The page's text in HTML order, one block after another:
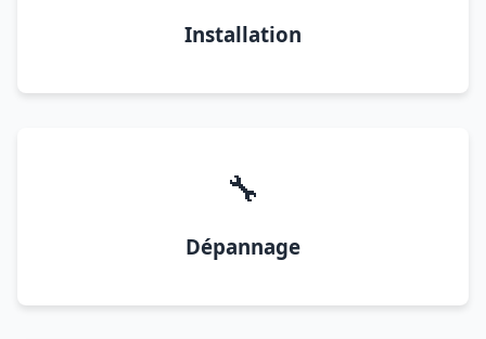
Installation
🔧
Dépannage